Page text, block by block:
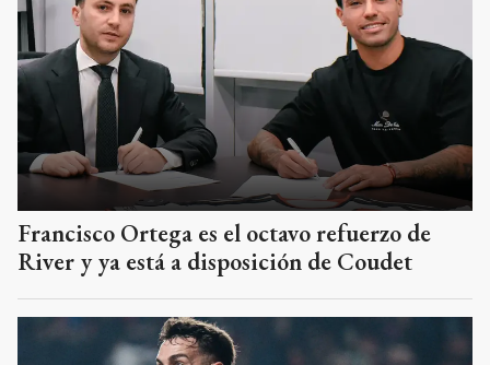
Francisco Ortega es el octavo refuerzo de
River y ya está a disposición de Coudet